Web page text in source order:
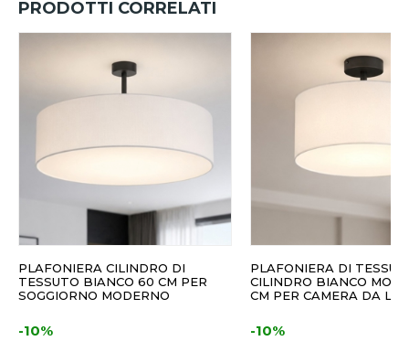
PRODOTTI CORRELATI
PLAFONIERA CILINDRO DI
TESSUTO BIANCO 60 CM PER
SOGGIORNO MODERNO
-10%
PLAFONIERA DI
CILINDRO BIANCO
CM PER CAMERA DA
-10%